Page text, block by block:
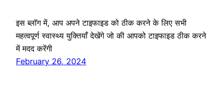
इस ब्लॉग में, आप अपने टाइफाइड को ठीक करने के लिए सभी
महत्वपूर्ण स्वास्थ्य युक्तियाँ देखेंगे जो की आपको टाइफाइड ठीक करने
में मदद करेंगी
February 26, 2024